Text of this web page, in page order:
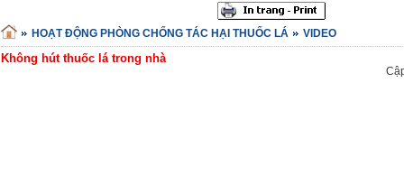
HOẠT ĐỘNG PHÒNG CHỐNG TÁC HẠI THUỐC LÁ VIDEO
Không hút thuốc lá trong nhà